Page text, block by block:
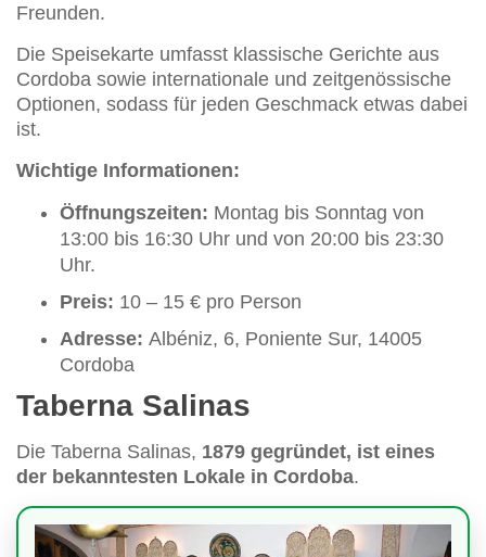
Freunden.
Die Speisekarte umfasst klassische Gerichte aus
Cordoba sowie internationale und zeitgenössische
Optionen, sodass für jeden Geschmack etwas dabei
ist.
Wichtige Informationen:
Öffnungszeiten: Montag bis Sonntag von
13:00 bis 16:30 Uhr und von 20:00 bis 23:30
Uhr.
Preis: 10 – 15 € pro Person
Adresse: Albéniz, 6, Poniente Sur, 14005
Cordoba
Taberna Salinas
Die Taberna Salinas, 1879 gegründet, ist eines
der bekanntesten Lokale in Cordoba.